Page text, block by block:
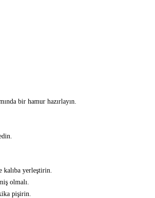
bir hamur hazırlayın.
kalıba yerleştirin.
olmalı.
pişirin.